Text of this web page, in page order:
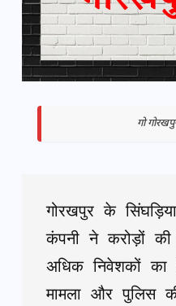
गो
गोरखपुर के
कंपनी ने करोड़ों
अधिक निवेशकों का
मामला और पुलिस की